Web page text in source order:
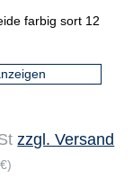
farbig sort 12
zzgl. Versand